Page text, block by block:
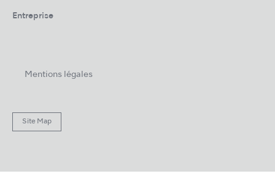
Entreprise
Mentions légales
Site Map